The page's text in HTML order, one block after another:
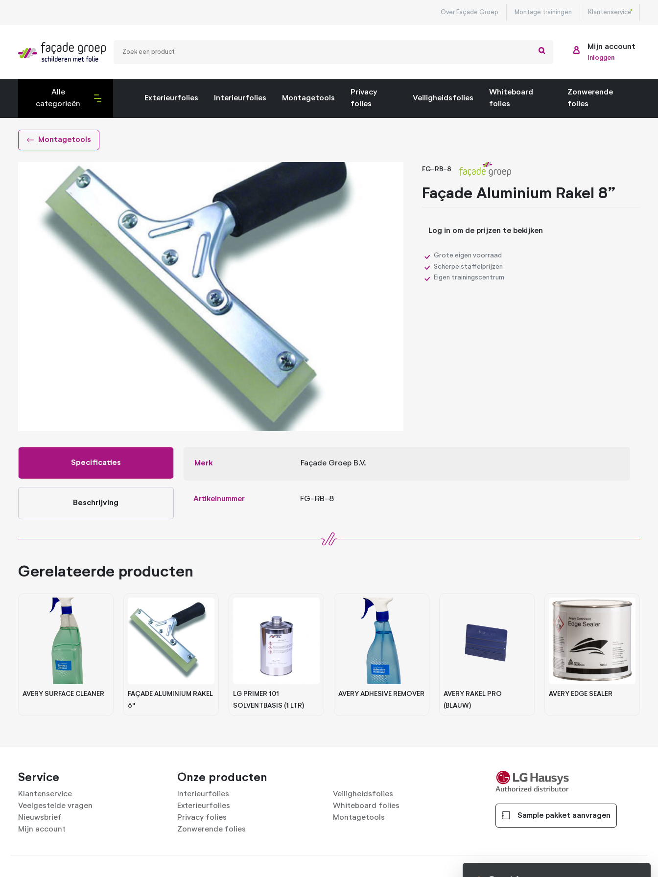
Over Façade Groep Montage trainingen Klantenservice
een
Mijn account
Inloggen
Alle
categorieën
Exterieurfolies
Montagetools
Privacy folies
Veiligheidsfolies
Exterieurfolies Interieurfolies Montagetools
Privacy
folies
Veiligheidsfolies
Whiteboard
folies
Zonwerende
folies
Montagetools
FG-RB-8
Façade Aluminium Rakel 8”
Log in om de prijzen te bekijken
Grote eigen voorraad
Scherpe staffelprijzen
Eigen trainingscentrum
Specificaties
Beschrijving
Merk Façade Groep B.V.
Artikelnummer FG-RB-8
Gerelateerde producten
AVERY SURFACE CLEANER
FAÇADE ALUMINIUM RAKEL
6''
LG PRIMER 101
SOLVENTBASIS (1 LTR)
AVERY ADHESIVE REMOVER
AVERY RAKEL PRO
(BLAUW)
AVERY EDGE SEALER
Service
Klantenservice
Veelgestelde vragen
Nieuwsbrief
Mijn account
Onze producten
Interieurfolies
Exterieurfolies
Privacy folies
Zonwerende folies
Veiligheidsfolies
Whiteboard folies
Montagetools
Sample pakket aanvragen